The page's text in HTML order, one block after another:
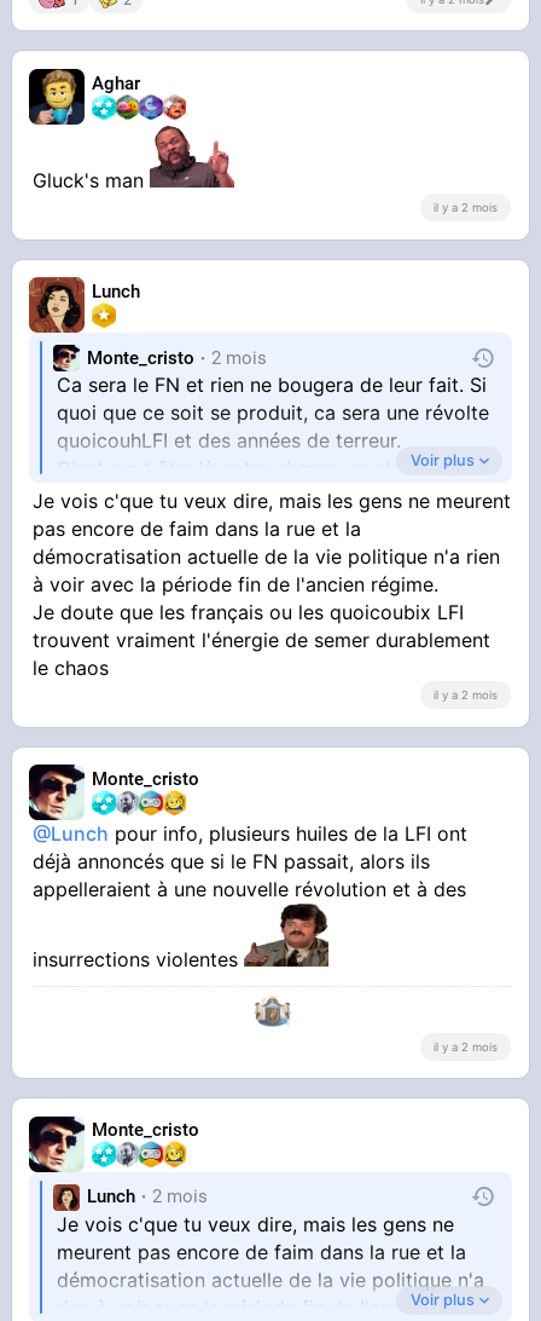
Aghar
Gluck's man
il y a 2 mois
Lunch
Monte_cristo 2 mois
Ca sera le FN et rien ne bougera de leur fait. Si
quoi que ce soit se produit, ca sera une révolte
quoicouhLFI et des années de terreur.
C'est peut être là notre chance, quelques
années de terreur, des millions de gens au
goulag et l'arrivée d'un nouveau Napoléon pour
remettre de l'ordre
Voir plus
Je vois c'que tu veux dire, mais les gens ne meurent
pas encore de faim dans la rue et la
démocratisation actuelle de la vie politique n'a rien
à voir avec la période fin de l'ancien régime.
Je doute que les français ou les quoicoubix LFI
trouvent vraiment l'énergie de semer durablement
le chaos
il y a 2 mois
Monte_cristo
@Lunch pour info, plusieurs huiles de la LFI ont
déjà annoncés que si le FN passait, alors ils
appelleraient à une nouvelle révolution et à des
insurrections violentes
il y a 2 mois
Monte_cristo
Lunch 2 mois
Je vois c'que tu veux dire, mais les gens ne
meurent pas encore de faim dans la rue et la
démocratisation actuelle de la vie politique n'a
rien à voir avec la période fin de l'ancienVoir plus